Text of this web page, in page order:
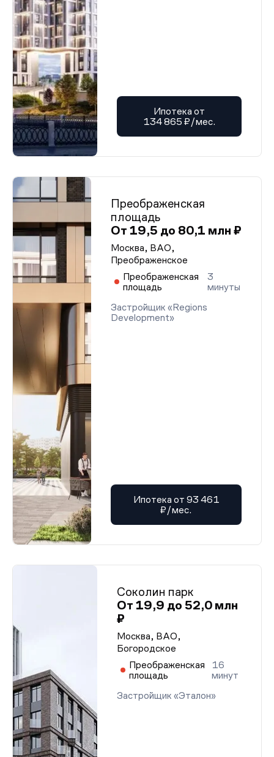
Ипотека от
134 865 ₽/мес.
Преображенская
площадь
От 19,5 до 80,1 млн ₽
Москва, ВАО,
Преображенское
Преображенская
площадь
3
минуты
Застройщик «Regions
Development»
Ипотека от 93 461
₽/мес.
Соколин парк
От 19,9 до 52,0 млн
₽
Москва, ВАО,
Богородское
Преображенская
площадь
16
минут
Застройщик «Эталон»